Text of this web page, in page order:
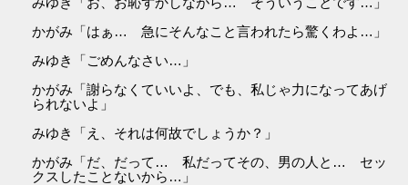
かがみ「はぁ… 急にそんなこと言われたら驚くわよ…」
みゆき「ごめんなさい…」
かがみ「謝らなくていいよ、でも、私じゃ力になってあげ
られないよ」
みゆき「え、それは何故でしょうか？」
かがみ「だ、だって… 私だってその、男の人と… セッ
クスしたことないから…」